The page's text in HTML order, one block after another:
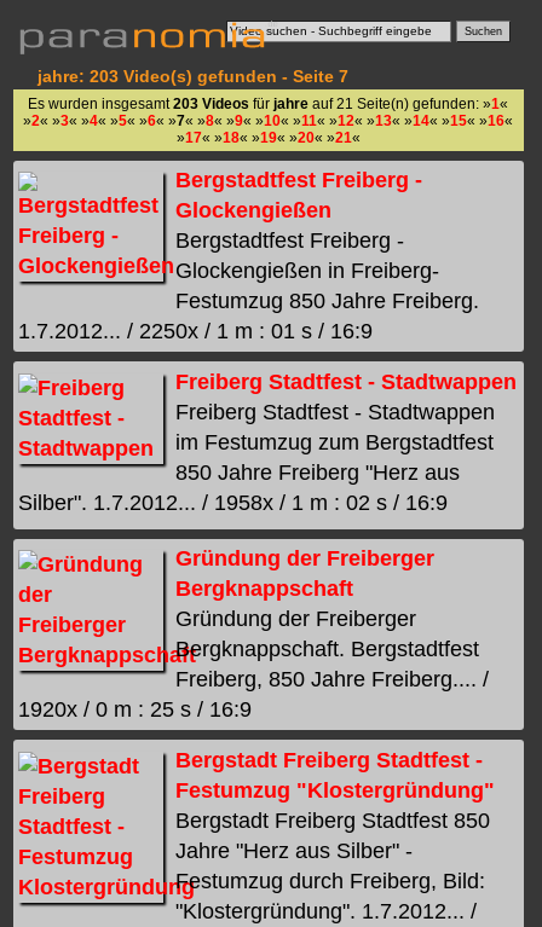
jahre: 203 Video(s) gefunden - Seite 7
Es wurden insgesamt203 Videos fürjahre auf 21 Seite(n) gefunden: »1«
»2« »3« »4« »5« »6« »7« »8« »9« »10« »11« »12« »13« »14« »15« »16«
»17« »18« »19« »20« »21«
Bergstadtfest Freiberg -
Glockengießen
Bergstadtfest Freiberg -
Glockengießen in Freiberg-
Festumzug 850 Jahre Freiberg.
1.7.2012... / 2250x / 1 m : 01 s / 16:9
Freiberg Stadtfest - Stadtwappen
Freiberg Stadtfest - Stadtwappen
im Festumzug zum Bergstadtfest
850 Jahre Freiberg "Herz aus
Silber". 1.7.2012... / 1958x / 1 m : 02 s / 16:9
Gründung der Freiberger
Bergknappschaft
Gründung der Freiberger
Bergknappschaft. Bergstadtfest
Freiberg, 850 Jahre Freiberg.... /
1920x / 0 m : 25 s / 16:9
Bergstadt Freiberg Stadtfest -
Festumzug "Klostergründung"
Bergstadt Freiberg Stadtfest 850
Jahre "Herz aus Silber" -
Festumzug durch Freiberg, Bild:
"Klostergründung". 1.7.2012... /